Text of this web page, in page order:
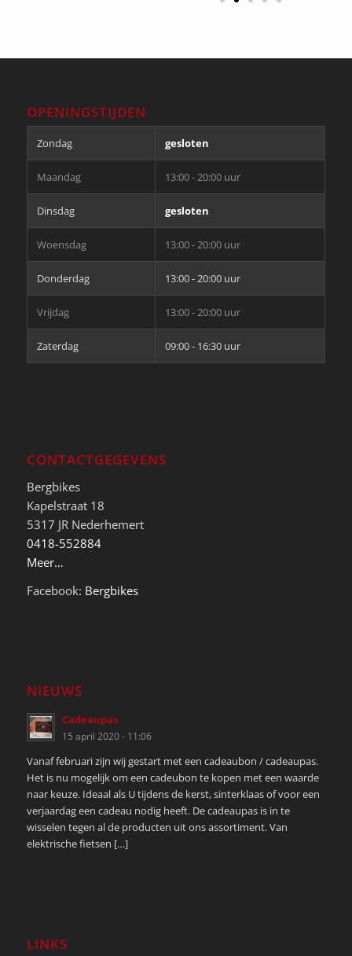
OPENINGSTIJDEN
Zondag gesloten
Maandag 13:00 - 20:00 uur
Dinsdag gesloten
Woensdag 13:00 - 20:00 uur
Donderdag 13:00 - 20:00 uur
Vrijdag 13:00 - 20:00 uur
Zaterdag 09:00 - 16:30 uur
CONTACTGEGEVENS
Bergbikes
Kapelstraat 18
5317 JR Nederhemert
0418-552884
Meer…
Facebook: Bergbikes
NIEUWS
Cadeaupas
15 april 2020 - 11:06
Vanaf februari zijn wij gestart met een cadeaubon / cadeaupas.
Het is nu mogelijk om een cadeubon te kopen met een waarde
naar keuze. Ideaal als U tijdens de kerst, sinterklaas of voor een
verjaardag een cadeau nodig heeft. De cadeaupas is in te
wisselen tegen al de producten uit ons assortiment. Van
elektrische fietsen […]
LINKS